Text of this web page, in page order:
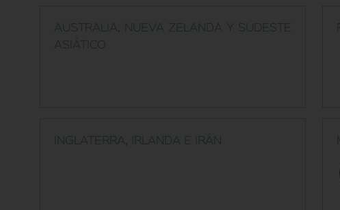
AUSTRALIA, NUEVA ZELANDA Y SUDESTE
ASIÁTICO
INGLATERRA, IRLANDA E IRÁN